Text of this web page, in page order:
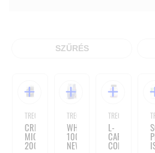
SZŰRÉS
TREC / ÉTREND-KIEGÉSZÍTŐK
CREATINE
MICRONIZED
200
TREC / ÉTREND-KIEGÉSZÍTŐK
WHEY
100
NEW
TREC / ÉTREND-
L-
CARNITINE
COMPLEX